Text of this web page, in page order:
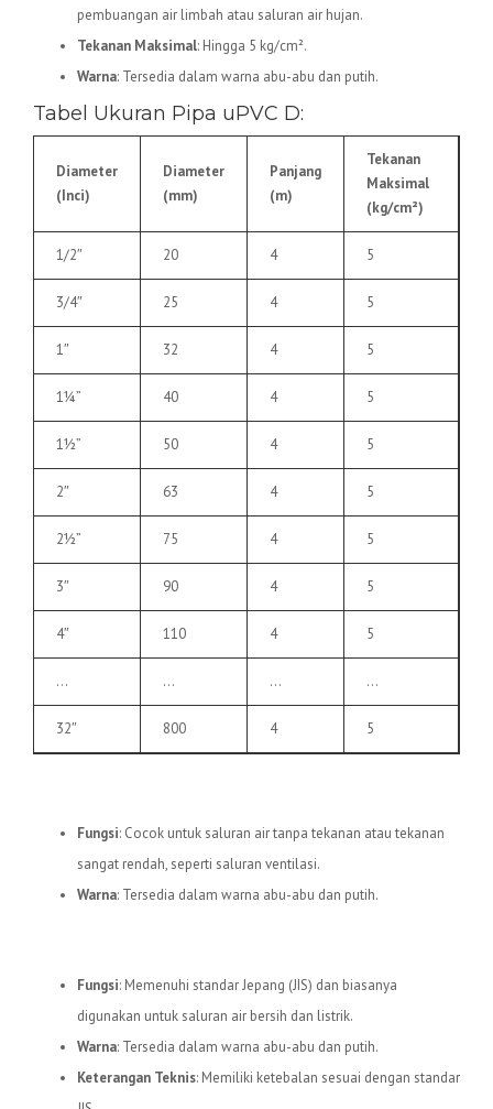
pembuangan air limbah atau saluran air hujan.
Tekanan Maksimal: Hingga 5 kg/cm².
Warna: Tersedia dalam warna abu-abu dan putih.
Tabel Ukuran Pipa uPVC D:
Diameter
(Inci)
Diameter
(mm)
Panjang
(m)
Tekanan
Maksimal
(kg/cm²)
1/2″ 20 4 5
3/4″ 25 4 5
1″ 32 4 5
1¼” 40 4 5
1½” 50 4 5
2″ 63 4 5
2½” 75 4 5
3″ 90 4 5
4″ 110 4 5
… … … …
32″ 800 4 5
Fungsi: Cocok untuk saluran air tanpa tekanan atau tekanan
sangat rendah, seperti saluran ventilasi.
Warna: Tersedia dalam warna abu-abu dan putih.
Fungsi: Memenuhi standar Jepang (JIS) dan biasanya
digunakan untuk saluran air bersih dan listrik.
Warna: Tersedia dalam warna abu-abu dan putih.
Keterangan Teknis: Memiliki ketebalan sesuai dengan standar